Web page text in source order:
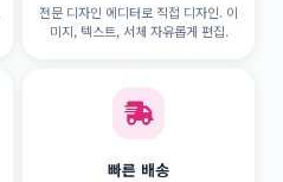
전문 디자인 에디터로 직접 디자인. 이
미지, 텍스트, 서체 자유롭게 편집.
빠른 배송